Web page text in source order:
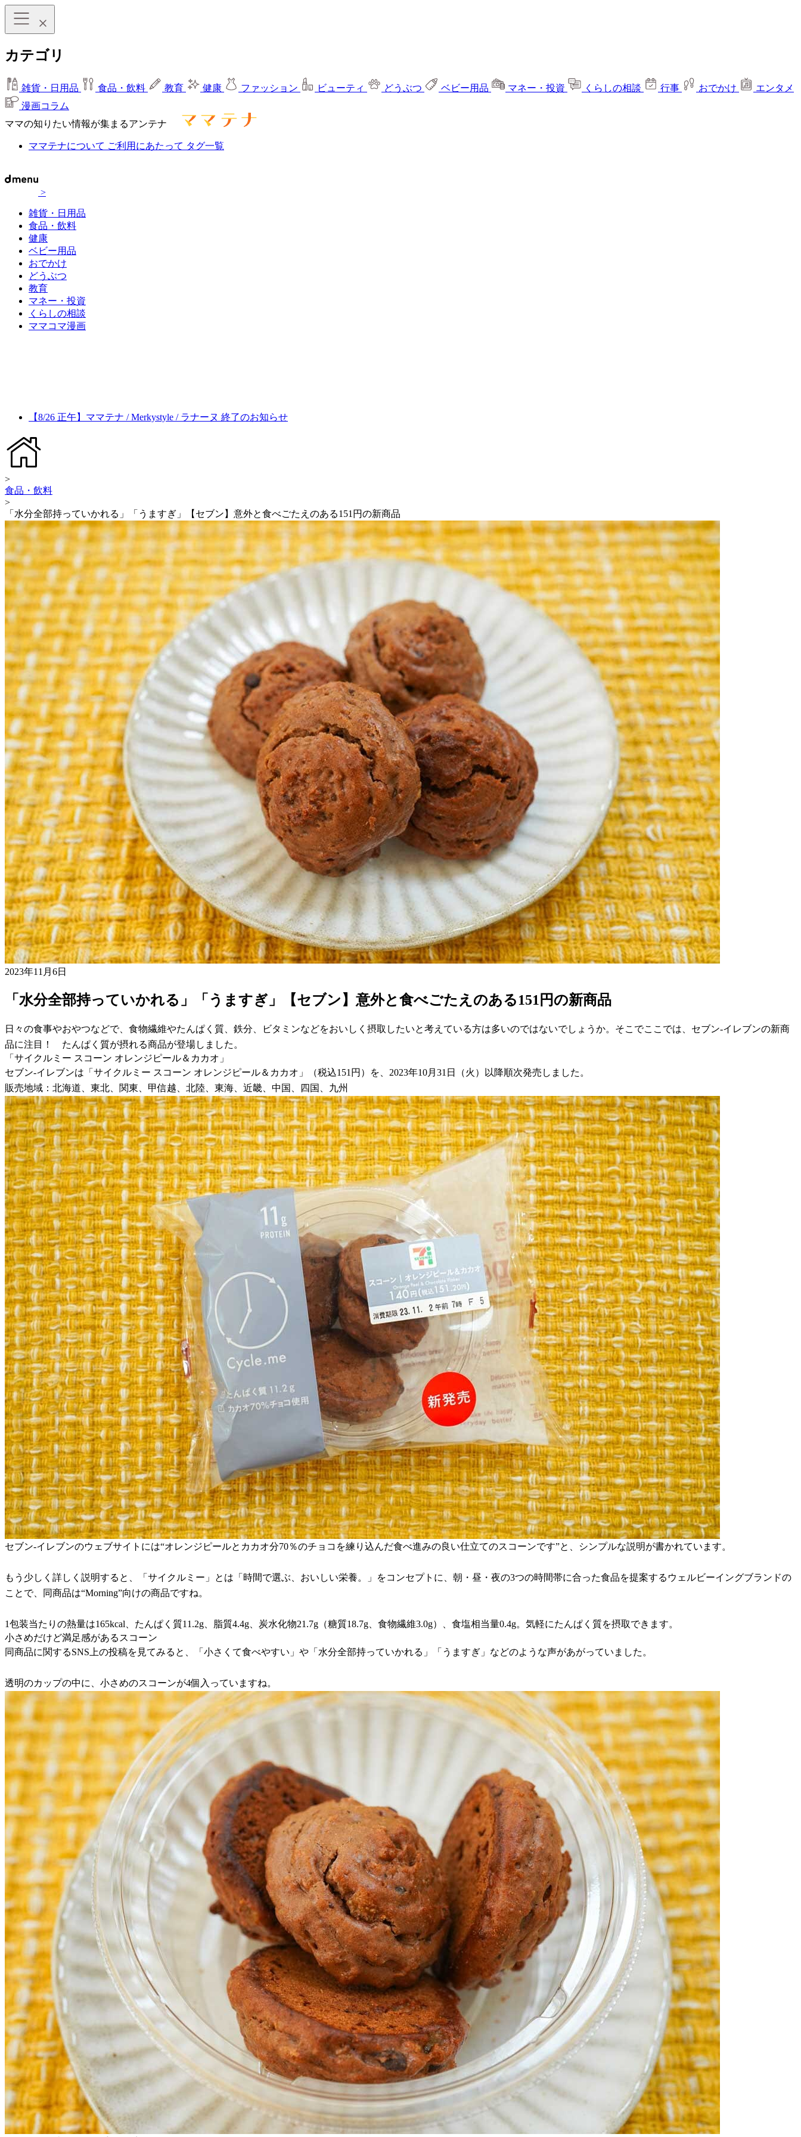
カテゴリ
雑貨・日用品 食品・飲料 教育 健康 ファッション ビューティ どうぶつ ベビー用品 マネー・投資 くらしの相談 行事 おでかけ
エンタメ
漫画コラム
ママの知りたい情報が集まるアンテナ
ママテナについて ご利用にあたって タグ一覧
>
雑貨・日用品
食品・飲料
健康
ベビー用品
おでかけ
どうぶつ
教育
マネー・投資
くらしの相談
ママコマ漫画
【8/26 正午】ママテナ / Merkystyle / ラナーヌ 終了のお知らせ
>
食品・飲料
>
「水分全部持っていかれる」「うますぎ」【セブン】意外と食べごたえのある151円の新商品
2023年11月6日
「水分全部持っていかれる」「うますぎ」【セブン】意外と食べごたえのある151円の新商品
日々の食事やおやつなどで、食物繊維やたんぱく質、鉄分、ビタミンなどをおいしく摂取したいと考えている方は多いのではないでしょうか。そこでここでは、セブン-イレブンの新商
品に注目！ たんぱく質が摂れる商品が登場しました。
「サイクルミー スコーン オレンジピール＆カカオ」
セブン-イレブンは「サイクルミー スコーン オレンジピール＆カカオ」（税込151円）を、2023年10月31日（火）以降順次発売しました。
販売地域：北海道、東北、関東、甲信越、北陸、東海、近畿、中国、四国、九州
セブン-イレブンのウェブサイトには“オレンジピールとカカオ分70％のチョコを練り込んだ食べ進みの良い仕立てのスコーンです”と、シンプルな説明が書かれています。
もう少しく詳しく説明すると、「サイクルミー」とは「時間で選ぶ、おいしい栄養。」をコンセプトに、朝・昼・夜の3つの時間帯に合った食品を提案するウェルビーイングブランドの
ことで、同商品は“Morning”向けの商品ですね。
1包装当たりの熱量は165kcal、たんぱく質11.2g、脂質4.4g、炭水化物21.7g（糖質18.7g、食物繊維3.0g）、食塩相当量0.4g。気軽にたんぱく質を摂取できます。
小さめだけど満足感があるスコーン
同商品に関するSNS上の投稿を見てみると、「小さくて食べやすい」や「水分全部持っていかれる」「うますぎ」などのような声があがっていました。
透明のカップの中に、小さめのスコーンが4個入っていますね。